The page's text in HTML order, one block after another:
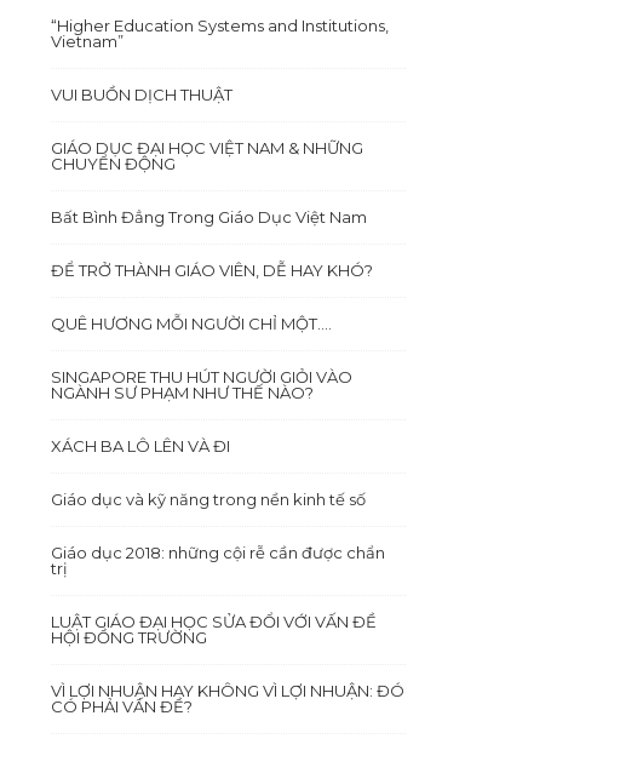
“Higher Education Systems and Institutions,
Vietnam”
VUI BUỒN DỊCH THUẬT
GIÁO DỤC ĐẠI HỌC VIỆT NAM & NHỮNG
CHUYỂN ĐỘNG
Bất Bình Đẳng Trong Giáo Dục Việt Nam
ĐỂ TRỞ THÀNH GIÁO VIÊN, DỄ HAY KHÓ?
QUÊ HƯƠNG MỖI NGƯỜI CHỈ MỘT….
SINGAPORE THU HÚT NGƯỜI GIỎI VÀO
NGÀNH SƯ PHẠM NHƯ THẾ NÀO?
XÁCH BA LÔ LÊN VÀ ĐI
Giáo dục và kỹ năng trong nền kinh tế số
Giáo dục 2018: những cội rễ cần được chẩn
trị
LUẬT GIÁO ĐẠI HỌC SỬA ĐỔI VỚI VẤN ĐỀ
HỘI ĐỒNG TRƯỜNG
VÌ LỢI NHUẬN HAY KHÔNG VÌ LỢI NHUẬN: ĐÓ
CÓ PHẢI VẤN ĐỀ?